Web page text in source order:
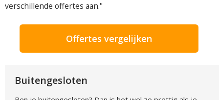
verschillende offertes aan."
Offertes vergelijken
Buitengesloten